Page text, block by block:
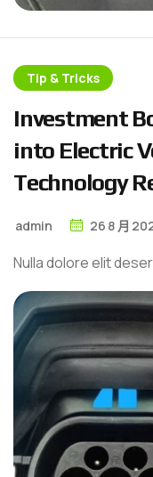
Tip & Tricks
Investment B
into ElectricV
Technology R
admin 26 8 月
Nulla dolore elit